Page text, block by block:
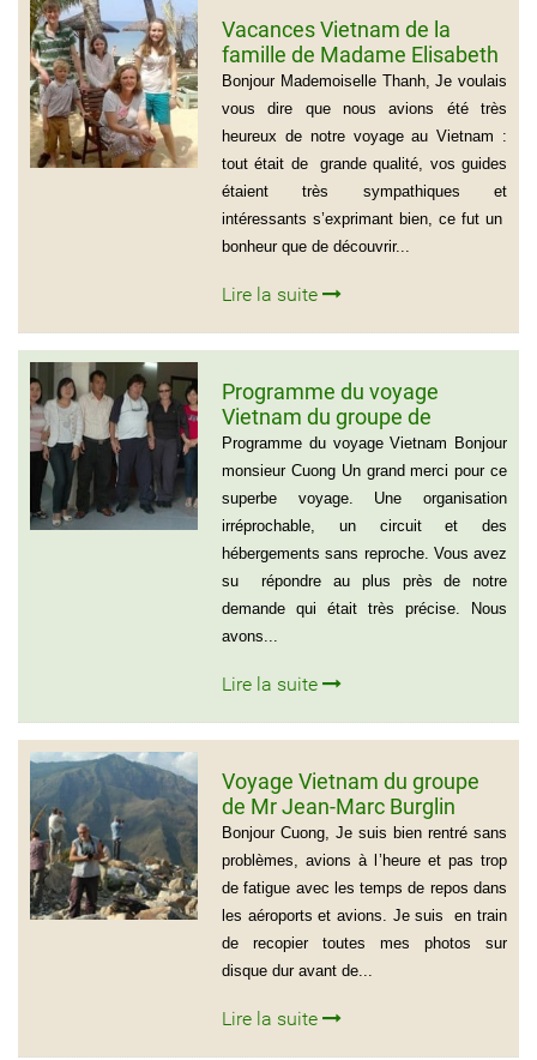
Vacances Vietnam de la
famille de Madame Elisabeth
DE LAUBESPIN (6 personnes)
Bonjour Mademoiselle Thanh, Je voulais
vous dire que nous avions été très
heureux de notre voyage au Vietnam :
tout était de grande qualité, vos guides
étaient très sympathiques et
intéressants s’exprimant bien, ce fut un
bonheur que de découvrir...
Lire la suite
Programme du voyage
Vietnam du groupe de
madame et Mr Jean Marie
Cannac
Programme du voyage Vietnam Bonjour
monsieur Cuong Un grand merci pour ce
superbe voyage. Une organisation
irréprochable, un circuit et des
hébergements sans reproche. Vous avez
su répondre au plus près de notre
demande qui était très précise. Nous
avons...
Lire la suite
Voyage Vietnam du groupe
de Mr Jean-Marc Burglin
(Groupe de 9 personnes)
Bonjour Cuong, Je suis bien rentré sans
problèmes, avions à l’heure et pas trop
de fatigue avec les temps de repos dans
les aéroports et avions. Je suis en train
de recopier toutes mes photos sur
disque dur avant de...
Lire la suite